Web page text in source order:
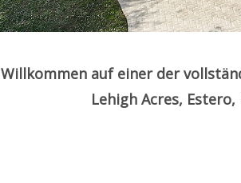
Willkommen auf einer der
Lehigh Acres,